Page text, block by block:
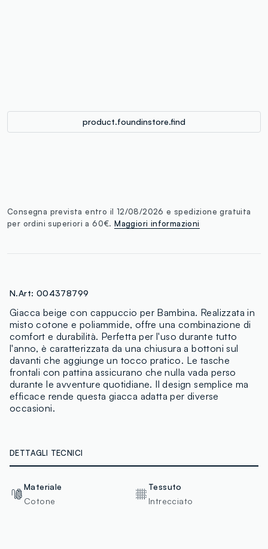
product.foundinstore.find
Consegna prevista entro il 12/08/2026 e spedizione gratuita
per ordini superiori a 60€.Maggiori informazioni
N.Art: 004378799
Giacca beige con cappuccio per Bambina. Realizzata in
misto cotone e poliammide, offre una combinazione di
comfort e durabilità. Perfetta per l'uso durante tutto
l'anno, è caratterizzata da una chiusura a bottoni sul
davanti che aggiunge un tocco pratico. Le tasche
frontali con pattina assicurano che nulla vada perso
durante le avventure quotidiane. Il design semplice ma
efficace rende questa giacca adatta per diverse
occasioni.
DETTAGLI TECNICI
Materiale
Cotone
Tessuto
Intrecciato